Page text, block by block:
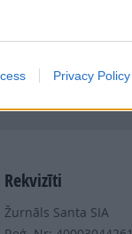
Privacy Policy
un jaunumus
Rekvizīti
Žurnāls Santa SIA